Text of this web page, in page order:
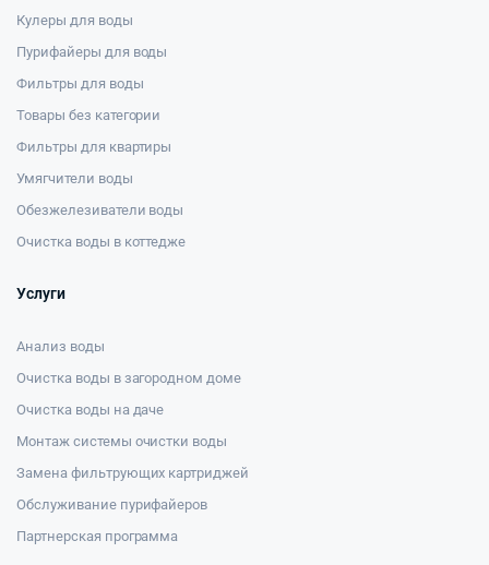
Кулеры для воды
Пурифайеры для воды
Фильтры для воды
Товары без категории
Фильтры для квартиры
Умягчители воды
Обезжелезиватели воды
Очистка воды в коттедже
Услуги
Анализ воды
Очистка воды в загородном доме
Очистка воды на даче
Монтаж системы очистки воды
Замена фильтрующих картриджей
Обслуживание пурифайеров
Партнерская программа